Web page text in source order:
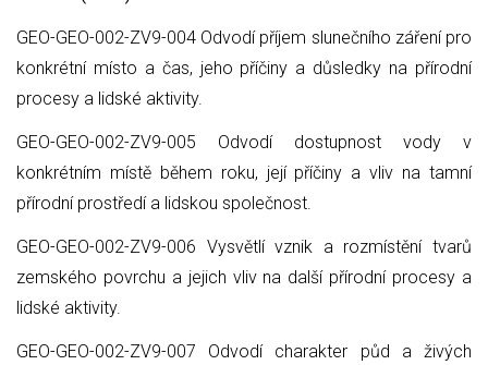
GEO-GEO-002-ZV9-004 Odvodí příjem slunečního záření pro
konkrétní místo a čas, jeho příčiny a důsledky na přírodní
procesy a lidské aktivity.
GEO-GEO-002-ZV9-005 Odvodí dostupnost vody v
konkrétním místě během roku, její příčiny a vliv na tamní
přírodní prostředí a lidskou společnost.
GEO-GEO-002-ZV9-006 Vysvětlí vznik a rozmístění tvarů
zemského povrchu a jejich vliv na další přírodní procesy a
lidské aktivity.
GEO-GEO-002-ZV9-007 Odvodí charakter půd a živých